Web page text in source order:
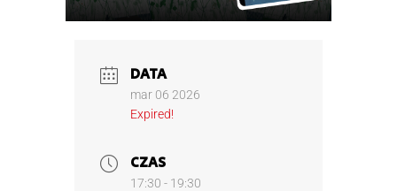
DATA
mar 06 2026
Expired!
CZAS
17:30 - 19:30